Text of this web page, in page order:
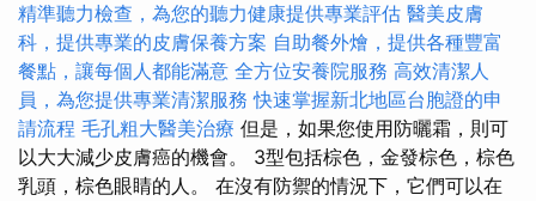
精準聽力檢查，為您的聽力健康提供專業評估 醫美皮膚
科，提供專業的皮膚保養方案 自助餐外燴，提供各種豐富
餐點，讓每個人都能滿意 全方位安養院服務 高效清潔人
員，為您提供專業清潔服務 快速掌握新北地區台胞證的申
請流程 毛孔粗大醫美治療 但是，如果您使用防曬霜，則可
以大大減少皮膚癌的機會。 3型包括棕色，金發棕色，棕色
乳頭，棕色眼睛的人。 在沒有防禦的情況下，它們可以在